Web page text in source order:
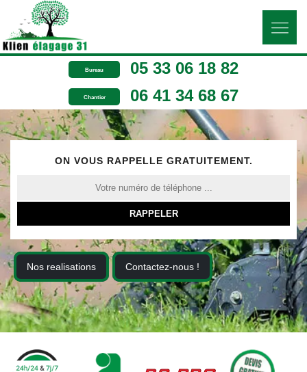
Bureau 05 33 06 18 82
Chantier 06 41 34 68 67
ON VOUS RAPPELLE GRATUITEMENT.
Nos realisations Contactez-nous !